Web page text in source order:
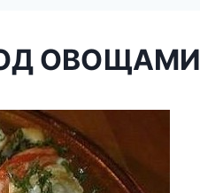
ОВОЩАМИ